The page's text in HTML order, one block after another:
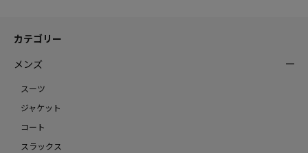
カテゴリー
メンズ
スーツ
ジャケット
コート
スラックス